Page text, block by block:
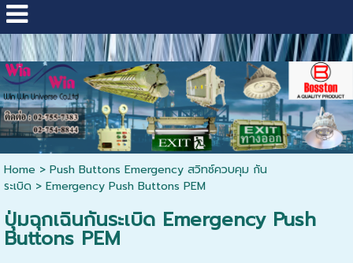
แห้ง, ไฟฉุกเฉิน, ป้ายไฟทางออก โคมไฟ หลอดไฟ
Home> Push Buttons Emergency สวิทซ์ควบคุม กัน
ระเบิด > Emergency Push Buttons PEM
ปุ่มฉุกเฉินกันระเบิด Emergency Push
Buttons PEM